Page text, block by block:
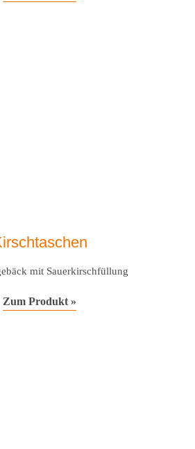
mit Sauerkirschfüllung
Zum Produkt »